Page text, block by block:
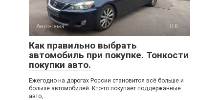
Авто-тема 0
Как правильно выбрать
автомобиль при покупке. Тонкости
покупки авто.
Ежегодно на дорогах России становится всё больше и
больше автомобилей. Кто-то покупает поддержанные
авто,